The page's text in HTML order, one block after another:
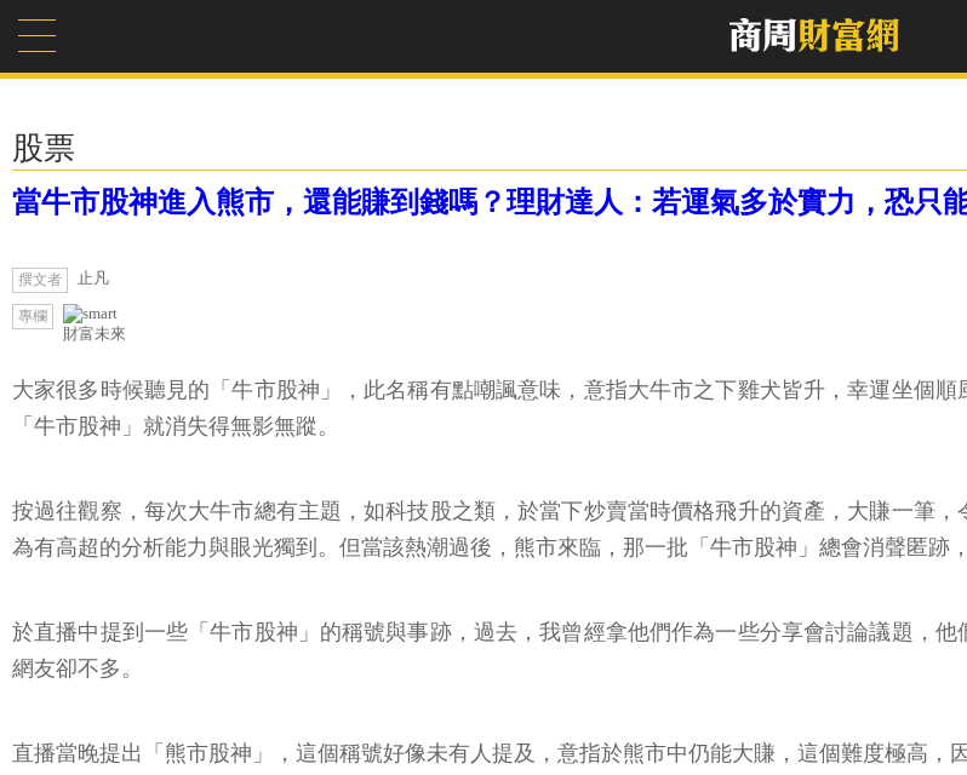
股票
當牛市股神進入熊市，還能賺到錢嗎？理財達人：若運氣多於實力，恐只
撰文者 止凡
專欄
財富未來
大家很多時候聽見的「牛市股神」，此名稱有點嘲諷意味，意指大牛市之下雞犬皆升，幸運坐個
「牛市股神」就消失得無影無蹤。
按過往觀察，每次大牛市總有主題，如科技股之類，於當下炒賣當時價格飛升的資產，大賺一筆
為有高超的分析能力與眼光獨到。但當該熱潮過後，熊市來臨，那一批「牛市股神」總會消聲匿跡
於直播中提到一些「牛市股神」的稱號與事跡，過去，我曾經拿他們作為一些分享會討論議題，
網友卻不多。
直播當晚提出「熊市股神」，這個稱號好像未有人提及，意指於熊市中仍能大賺，這個難度極高，